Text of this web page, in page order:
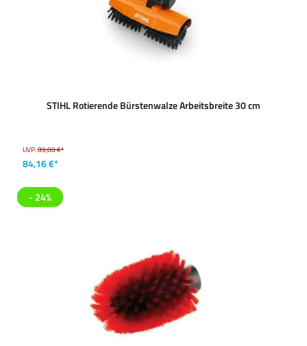
STIHL Rotierende Bürstenwalze Arbeitsbreite 30 cm
UVP:89,00 €*
84,16 €*
- 24%